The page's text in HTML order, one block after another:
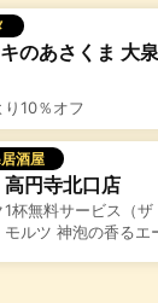
のあさくま 大
り10％オフ
酒屋
円寺北口店
1杯無料サービス（ザ
モルツ 神泡の香るエ